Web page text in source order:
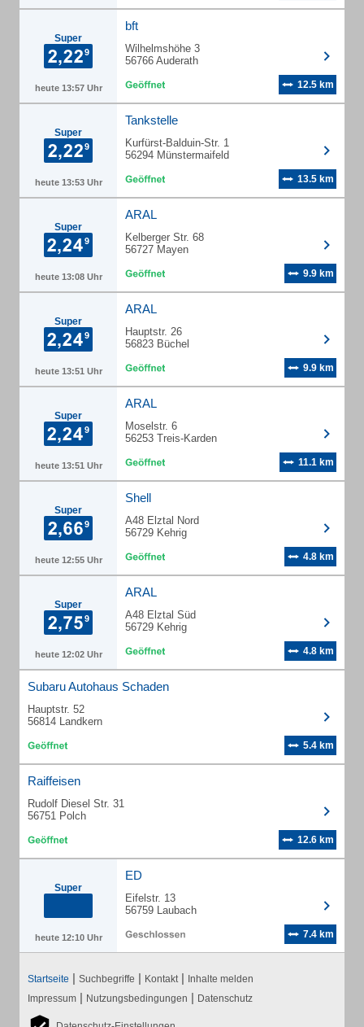
Super
heute 13:57 Uhr
bft
Wilhelmshöhe 3
56766 Auderath
12.5 km
Super
heute 13:53 Uhr
Tankstelle
Kurfürst-Balduin-Str. 1
56294 Münstermaifeld
13.5 km
Super
heute 13:08 Uhr
ARAL
Kelberger Str. 68
56727 Mayen
9.9 km
Super
heute 13:51 Uhr
ARAL
Hauptstr. 26
56823 Büchel
9.9 km
Super
heute 13:51 Uhr
ARAL
Moselstr. 6
56253 Treis-Karden
11.1 km
Super
heute 12:55 Uhr
Shell
A48 Elztal Nord
56729 Kehrig
4.8 km
Super
heute 12:02 Uhr
ARAL
A48 Elztal Süd
56729 Kehrig
4.8 km
Subaru Autohaus Schaden
Hauptstr. 52
56814 Landkern
5.4 km
Raiffeisen
Rudolf Diesel Str. 31
56751 Polch
12.6 km
Super
heute 12:10 Uhr
ED
Eifelstr. 13
56759 Laubach
7.4 km
Startseite | Suchbegriffe | Kontakt | Inhalte melden
Impressum | Nutzungsbedingungen | Datenschutz